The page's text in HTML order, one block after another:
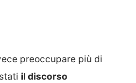
preoccupare più di
il discorso